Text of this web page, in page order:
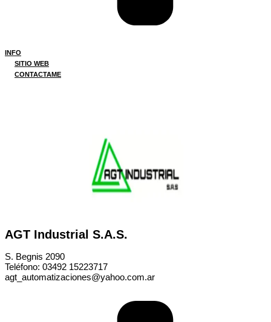
INFO
SITIO WEB
CONTACTAME
AGT Industrial S.A.S.
S. Begnis 2090
Teléfono: 03492 15223717
agt_automatizaciones@yahoo.com.ar